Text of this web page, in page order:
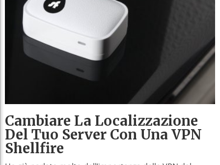
Cambiare La Localizzazione
Del Tuo Server Con Una VPN
Shellfire